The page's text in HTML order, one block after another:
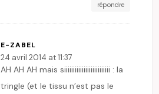
répondre
E-ZABEL
24 avril 2014 at 11:37
AH AH AH mais siiiiiiiiiiiiiiiiiiiiiiiiii : la
tringle (et le tissu n’est pas le